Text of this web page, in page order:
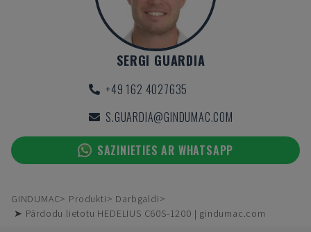
SERGI GUARDIA
+49 162 4027635
S.GUARDIA@GINDUMAC.COM
SAZINIETIES AR WHATSAPP
GINDUMAC Produkti
Darbgaldi
➤ Pārdodu lietotu HEDELIUS C60S-1200 | gindumac.com